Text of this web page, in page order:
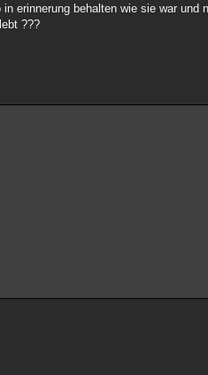
erinnerung behalten wie sie war
???